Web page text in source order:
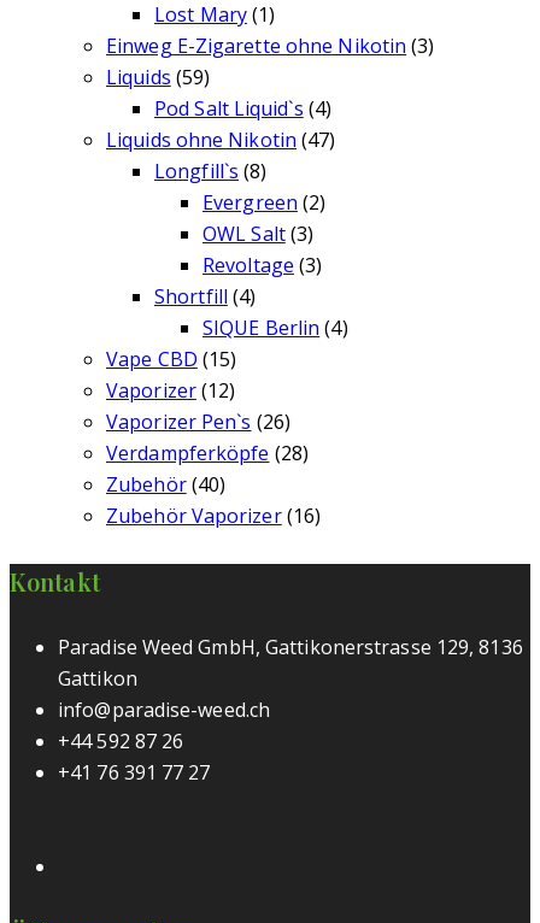
Lost Mary(1)
Einweg E-Zigarette ohne Nikotin (3)
Liquids (59)
Pod Salt Liquid`s (4)
Liquids ohne Nikotin (47)
Longfill`s (8)
Evergreen (2)
OWL Salt(3)
Revoltage (3)
Shortfill (4)
SIQUE Berlin (4)
Vape CBD (15)
Vaporizer(12)
Vaporizer Pen`s (26)
Verdampferköpfe (28)
Zubehör(40)
Zubehör Vaporizer(16)
Kontakt
Paradise Weed GmbH, Gattikonerstrasse 129, 8136
Gattikon
info@paradise-weed.ch
+44 592 87 26
+41 76 391 77 27